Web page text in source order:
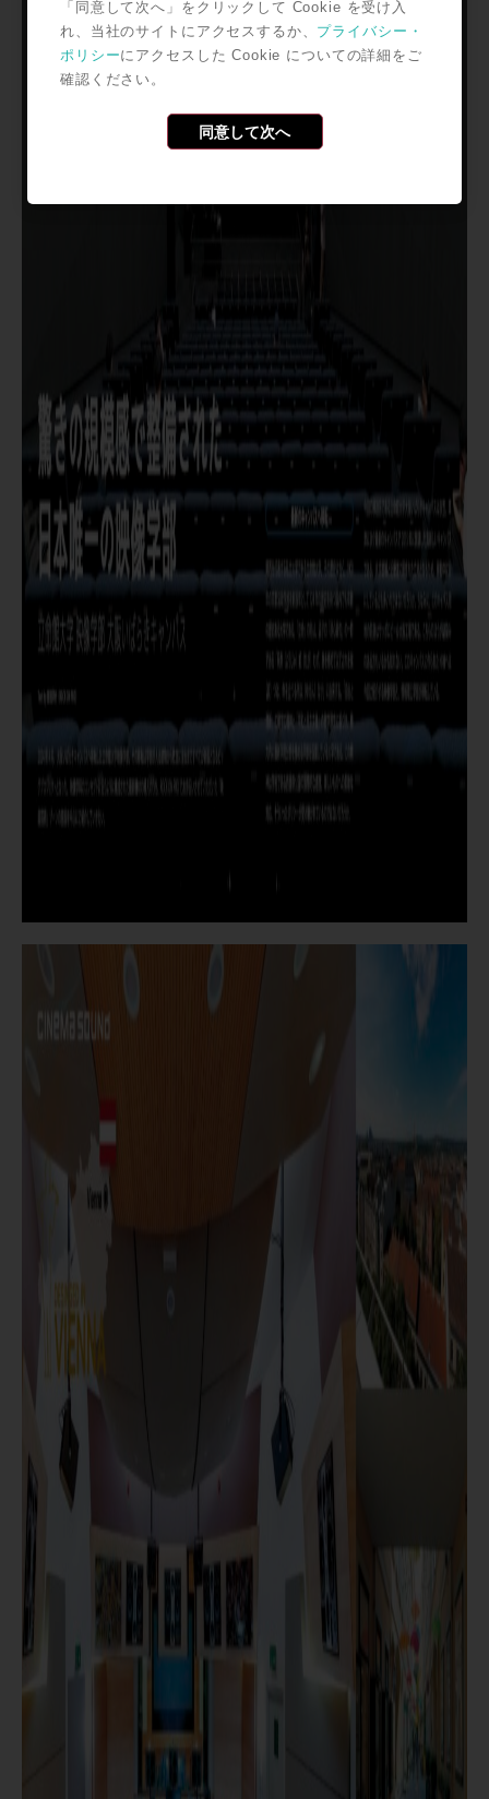
「同意して次へ」をクリックして Cookie を受け入
れ、当社のサイトにアクセスするか、 プライバシー・
ポリシーにアクセスした Cookie についての詳細をご
確認ください。
同意して次へ